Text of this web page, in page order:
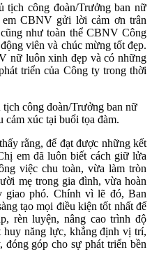
công đoàn/Trưởng ban nữ
CBNV gửi lời cảm ơn trân
như toàn thể CBNV Công
viên và chúc mừng tốt đẹp.
nữ luôn xinh đẹp và có những
triển của Công ty trong thời
công đoàn/Trưởng ban nữ
cảm xúc tại buổi tọa đàm.
rằng, để đạt được những kết
em đã luôn biết cách giữ lửa
việc chu toàn, vừa làm tròn
mẹ trong gia đình, vừa hoàn
giao phó. Chính vì lẽ đó, Ban
tạo mọi điều kiện tốt nhất để
rèn luyện, nâng cao trình độ
huy năng lực, khẳng định vị trí,
đóng góp cho sự phát triển bền